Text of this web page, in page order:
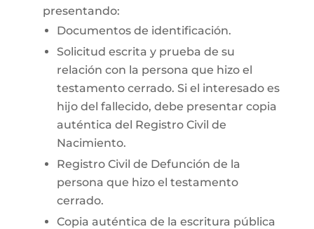
presentando:
Documentos de identificación.
Solicitud escrita y prueba de su
relación con la persona que hizo el
testamento cerrado. Si el interesado es
hijo del fallecido, debe presentar copia
auténtica del Registro Civil de
Nacimiento.
Registro Civil de Defunción de la
persona que hizo el testamento
cerrado.
Copia auténtica de la escritura pública